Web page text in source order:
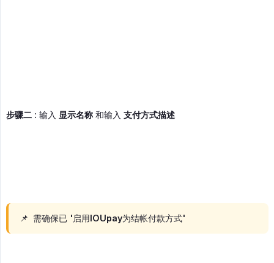
步骤二 : 输入 显示名称和输入 支付方式描述
📌 需确保已 '启用IOUpay为结帐付款方式'